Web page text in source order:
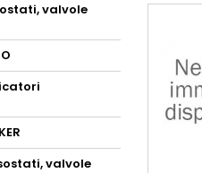
valvole
valvole